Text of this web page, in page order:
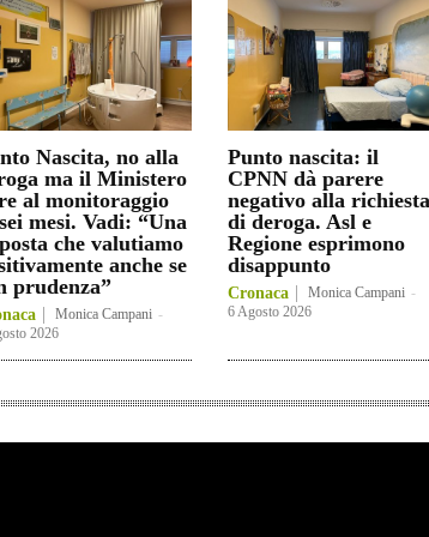
Nascita, no alla
ma il Ministero
al monitoraggio
mesi. Vadi: “Una
che valutiamo
anche se
prudenza”
Monica Campani -
2026
Punto nascita: il
CPNN dà parere
negativo alla richiesta
di deroga. Asl e
Regione esprimono
disappunto
Cronaca Monica Campani -
6 Agosto 2026